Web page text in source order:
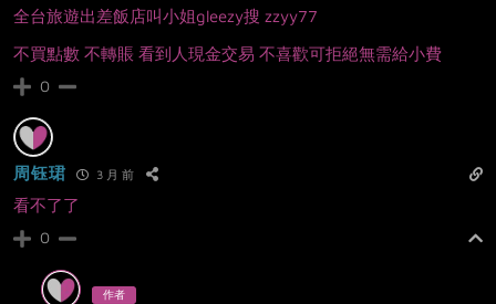
全台旅遊出差飯店叫小姐gleezy搜 zzyy77
不買點數 不轉賬 看到人現金交易 不喜歡可拒絕無需給小費
0
周钰珺 3 月 前
看不了了
0
作者